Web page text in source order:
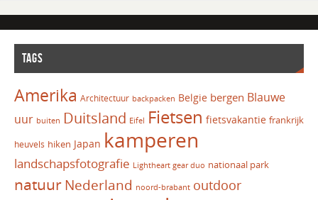
TAGS
Amerika Architectuur backpacken Belgie bergen Blauwe
uur buiten Duitsland Eifel Fietsen fietsvakantie frankrijk
heuvels hiken Japan kamperen
landschapsfotografie Lightheart gear duo nationaal park
natuur Nederland noord-brabant outdoor